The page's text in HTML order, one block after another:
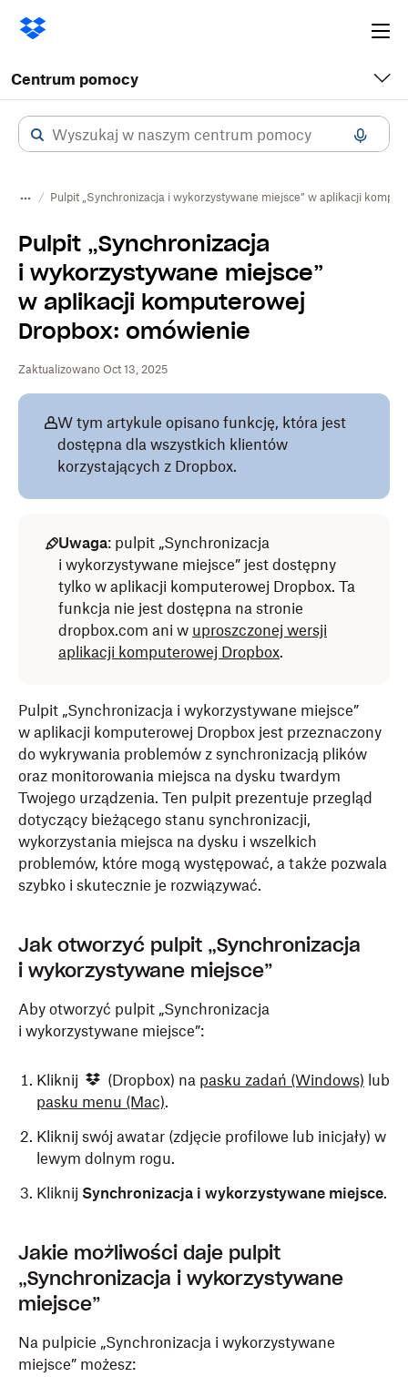
Centrum pomocy
Pulpit „Synchronizacja i wykorzystywane miejsce” w aplikacji
Pulpit „Synchronizacja
i wykorzystywane miejsce”
w aplikacji komputerowej
Dropbox: omówienie
Zaktualizowano Oct 13, 2025
W tym artykule opisano funkcję, która jest
dostępna dla wszystkich klientów
korzystających z Dropbox.
Uwaga: pulpit „Synchronizacja
i wykorzystywane miejsce” jest dostępny
tylko w aplikacji komputerowej Dropbox. Ta
funkcja nie jest dostępna na stronie
dropbox.com ani w uproszczonej wersji
aplikacji komputerowej Dropbox.
Pulpit „Synchronizacja i wykorzystywane miejsce”
w aplikacji komputerowej Dropbox jest przeznaczony
do wykrywania problemów z synchronizacją plików
oraz monitorowania miejsca na dysku twardym
Twojego urządzenia. Ten pulpit prezentuje przegląd
dotyczący bieżącego stanu synchronizacji,
wykorzystania miejsca na dysku i wszelkich
problemów, które mogą występować, a także pozwala
szybko i skutecznie je rozwiązywać.
Jak otworzyć pulpit „Synchronizacja
i wykorzystywane miejsce”
Aby otworzyć pulpit „Synchronizacja
i wykorzystywane miejsce”:
Kliknij (Dropbox) na pasku zadań (Windows) lub
pasku menu (Mac).
Kliknij swój awatar (zdjęcie profilowe lub inicjały) w
lewym dolnym rogu.
Kliknij Synchronizacja i wykorzystywane miejsce.
Jakie możliwości daje pulpit
„Synchronizacja i wykorzystywane
miejsce”
Na pulpicie „Synchronizacja i wykorzystywane
miejsce” możesz: